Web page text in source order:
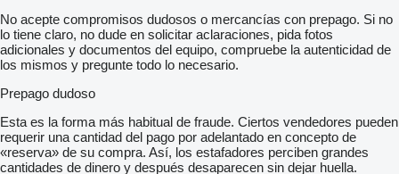
No acepte compromisos dudosos o mercancías con prepago. Si no
lo tiene claro, no dude en solicitar aclaraciones, pida fotos
adicionales y documentos del equipo, compruebe la autenticidad de
los mismos y pregunte todo lo necesario.
Prepago dudoso
Esta es la forma más habitual de fraude. Ciertos vendedores pueden
requerir una cantidad del pago por adelantado en concepto de
«reserva» de su compra. Así, los estafadores perciben grandes
cantidades de dinero y después desaparecen sin dejar huella.